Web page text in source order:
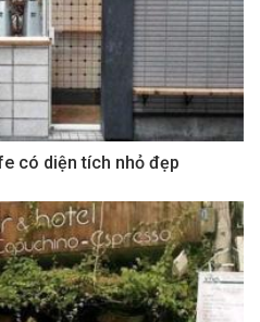
có diện tích nhỏ đẹp